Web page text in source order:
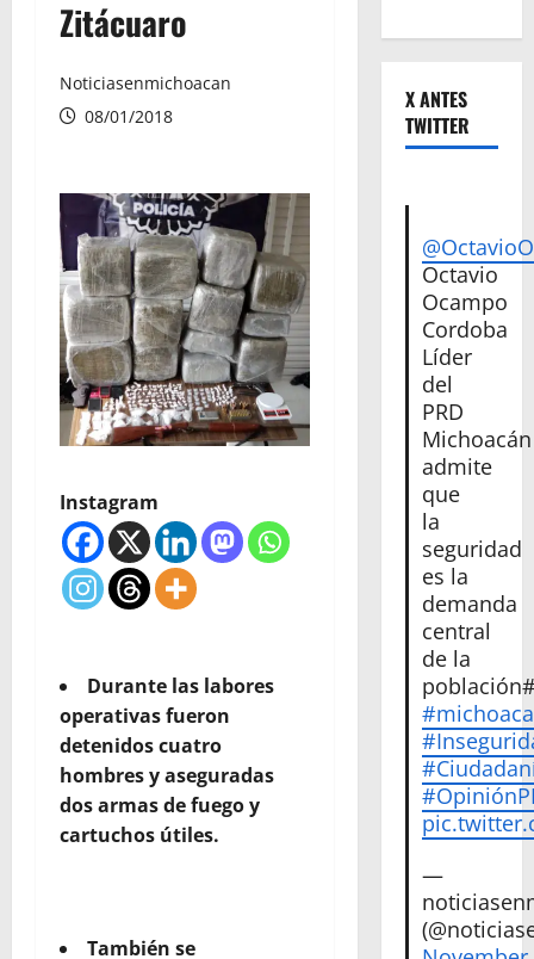
Zitácuaro
Noticiasenmichoacan
08/01/2018
Instagram
Durante las labores
operativas fueron
detenidos cuatro
hombres y aseguradas
dos armas de fuego y
cartuchos útiles.
También se
X ANTES
TWITTER
Octavio
Ocampo
Cordoba
Líder
del
PRD
Michoacán
admite
que
la
seguridad
es la
demanda
central
de la
—